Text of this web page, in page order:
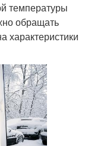
температуры
обращать
характеристики